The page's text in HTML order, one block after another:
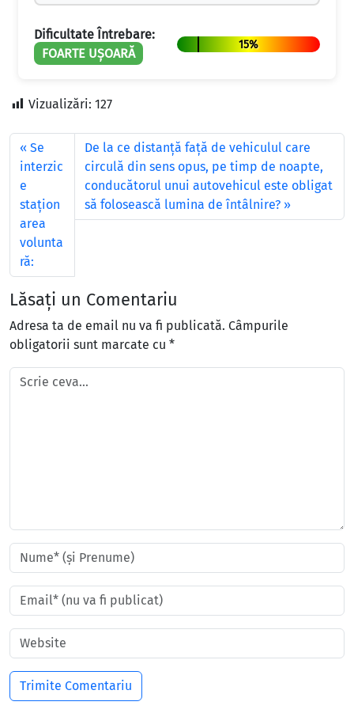
Dificultate Întrebare:
FOARTE UȘOARĂ
15%
Vizualizări: 127
Se
interzic
e
staţion
area
volunta
ră:
De la ce distanţă faţă de vehiculul care
circulă din sens opus, pe timp de noapte,
conducătorul unui autovehicul este obligat
să folosească lumina de întâlnire?
Lăsați un Comentariu
Adresa ta de email nu va fi publicată. Câmpurile
obligatorii sunt marcate cu *